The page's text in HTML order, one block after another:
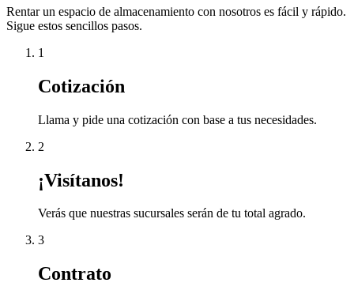
Rentar un espacio de almacenamiento con nosotros es fácil y rápido.
Sigue estos sencillos pasos.
1
Cotización
Llama y pide una cotización con base a tus necesidades.
2
¡Visítanos!
Verás que nuestras sucursales serán de tu total agrado.
3
Contrato